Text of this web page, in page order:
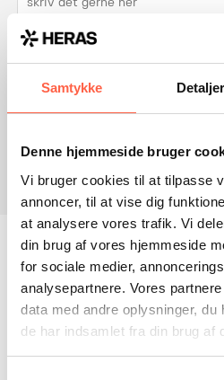
Samtykke Detaljer
Denne hjemmeside bruger
Vi bruger cookies til at tilpasse
annoncer, til at vise dig
at analysere vores trafik. Vi
din brug af vores hjemmeside
for sociale medier,
analysepartnere. Vores
data med andre oplysninger, du
de har indsamlet fra din brug af
Når du udfylder formularen,
samtidigvores betingelser for
personoplysninger
TILMELD NYHEDSBREV